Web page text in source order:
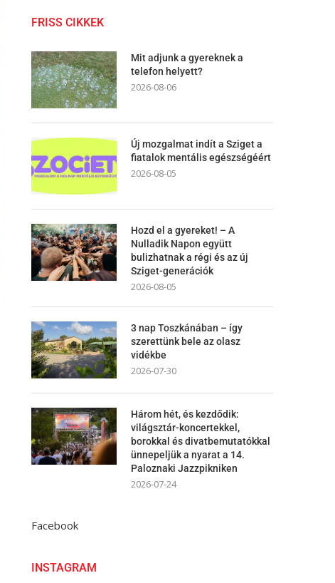
FRISS CIKKEK
Mit adjunk a gyereknek a
telefon helyett?
2026-08-06
Új mozgalmat indít a Sziget a
fiatalok mentális egészségéért
2026-08-05
Hozd el a gyereket! – A
Nulladik Napon együtt
bulizhatnak a régi és az új
Sziget-generációk
2026-08-05
3 nap Toszkánában – így
szerettünk bele az olasz
vidékbe
2026-07-30
Három hét, és kezdődik:
világsztár-koncertekkel,
borokkal és divatbemutatókkal
ünnepeljük a nyarat a 14.
Paloznaki Jazzpikniken
2026-07-24
Facebook
INSTAGRAM